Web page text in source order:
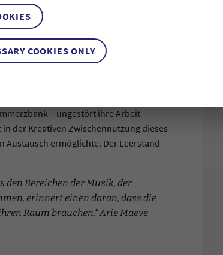
COOKIES ONLY
Stipendiat:in
und die geförderte Autorin
„Messer, Zungen“. Die Installation
erklingen zu lassen, wenn es nicht
außerhalb der eigenen vier Wände,
konnten in den kleinen
– ungestört ihre Arbeit
der Kreativen Zwischennutzung dieses
Austausch ermöglichte. Der Leerstand
den Bereichen der Musik, der
erinnert einen daran, dass die
Raum brauchen.“ Arie Maeve